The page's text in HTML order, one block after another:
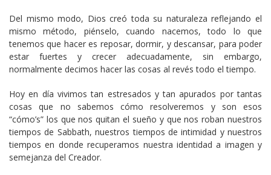
Del mismo modo, Dios creó toda su naturaleza reflejando el
mismo método, piénselo, cuando nacemos, todo lo que
tenemos que hacer es reposar, dormir, y descansar, para poder
estar fuertes y crecer adecuadamente, sin embargo,
normalmente decimos hacer las cosas al revés todo el tiempo.
Hoy en día vivimos tan estresados y tan apurados por tantas
cosas que no sabemos cómo resolveremos y son esos
“cómo’s” los que nos quitan el sueño y que nos roban nuestros
tiempos de Sabbath, nuestros tiempos de intimidad y nuestros
tiempos en donde recuperamos nuestra identidad a imagen y
semejanza del Creador.